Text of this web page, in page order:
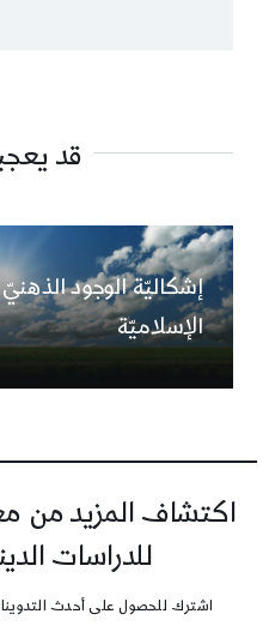
قد
إشكاليّة الوجود
الإسلاميّة
اكتشاف المزيد من
للدراسات
اشترك للحصول على أحدث